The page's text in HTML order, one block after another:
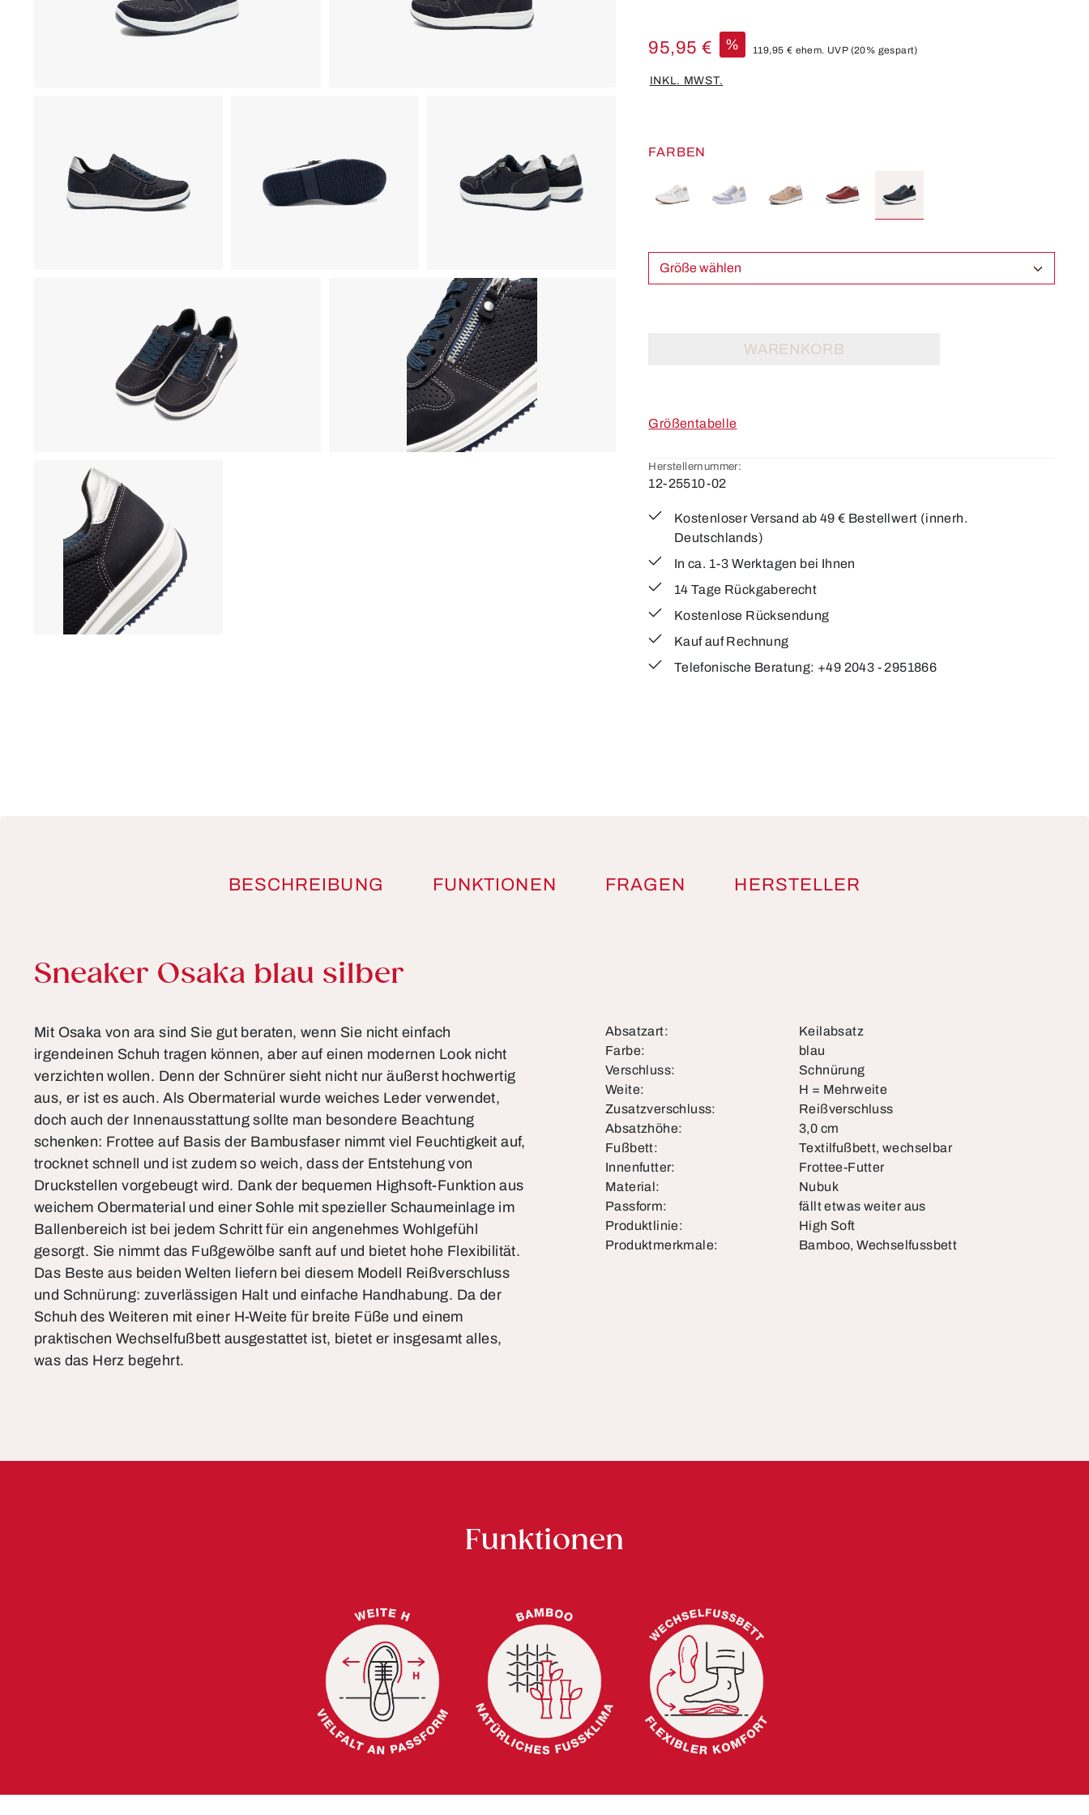
95,95 € % 119,95 € ehem. UVP (20% gespart)
INKL. MWST.
FARBEN
Größe wählen
WARENKORB
Größentabelle
Herstellernummer:
12-25510-02
Kostenloser Versand ab 49 € Bestellwert (innerh.
Deutschlands)
In ca. 1-3 Werktagen bei Ihnen
14 Tage Rückgaberecht
Kostenlose Rücksendung
Kauf auf Rechnung
Telefonische Beratung: +49 2043 - 2951866
BESCHREIBUNG FUNKTIONEN FRAGEN HERSTELLER
Produktinformationen
Sneaker Osaka blau silber
Mit Osaka von ara sind Sie gut beraten, wenn Sie nicht einfach
irgendeinen Schuh tragen können, aber auf einen modernen Look nicht
verzichten wollen. Denn der Schnürer sieht nicht nur äußerst hochwertig
aus, er ist es auch. Als Obermaterial wurde weiches Leder verwendet,
doch auch der Innenausstattung sollte man besondere Beachtung
schenken: Frottee auf Basis der Bambusfaser nimmt viel Feuchtigkeit auf,
trocknet schnell und ist zudem so weich, dass der Entstehung von
Druckstellen vorgebeugt wird. Dank der bequemen Highsoft-Funktion aus
weichem Obermaterial und einer Sohle mit spezieller Schaumeinlage im
Ballenbereich ist bei jedem Schritt für ein angenehmes Wohlgefühl
gesorgt. Sie nimmt das Fußgewölbe sanft auf und bietet hohe Flexibilität.
Das Beste aus beiden Welten liefern bei diesem Modell Reißverschluss
und Schnürung: zuverlässigen Halt und einfache Handhabung. Da der
Schuh des Weiteren mit einer H-Weite für breite Füße und einem
praktischen Wechselfußbett ausgestattet ist, bietet er insgesamt alles,
was das Herz begehrt.
Absatzart:
Keilabsatz
Farbe:
blau
Verschluss:
Schnürung
Weite:
H = Mehrweite
Zusatzverschluss:
Reißverschluss
Absatzhöhe:
3,0 cm
Fußbett:
Textilfußbett, wechselbar
Innenfutter:
Frottee-Futter
Material:
Nubuk
Passform:
fällt etwas weiter aus
Produktlinie:
High Soft
Produktmerkmale:
Bamboo, Wechselfussbett
Funktionen